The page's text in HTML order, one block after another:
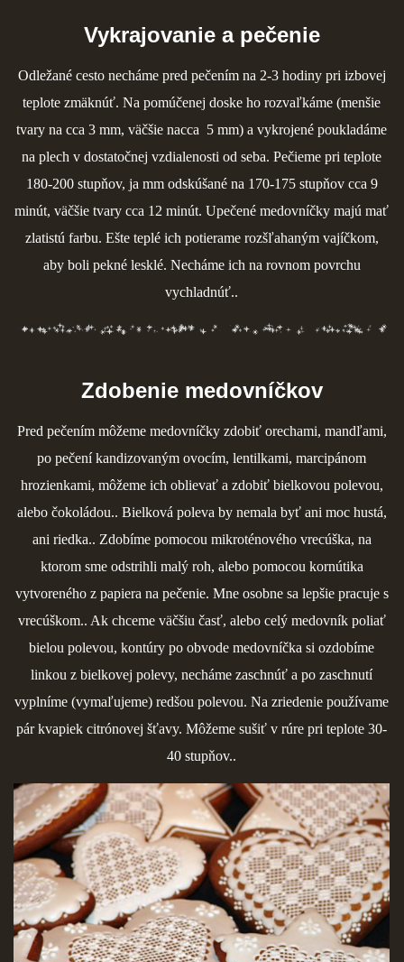
Vykrajovanie a pečenie
Odležané cesto necháme pred pečením na 2-3 hodiny pri izbovej
teplote zmäknúť. Na pomúčenej doske ho rozvaľkáme (menšie
tvary na cca 3 mm, väčšie nacca 5 mm) a vykrojené poukladáme
na plech v dostatočnej vzdialenosti od seba. Pečieme pri teplote
180-200 stupňov, ja mm odskúšané na 170-175 stupňov cca 9
minút, väčšie tvary cca 12 minút. Upečené medovníčky majú mať
zlatistú farbu. Ešte teplé ich potierame rozšľahaným vajíčkom,
aby boli pekné lesklé. Necháme ich na rovnom povrchu
vychladnúť..
Zdobenie medovníčkov
Pred pečením môžeme medovníčky zdobiť orechami, mandľami,
po pečení kandizovaným ovocím, lentilkami, marcipánom
hrozienkami, môžeme ich oblievať a zdobiť bielkovou polevou,
alebo čokoládou.. Bielková poleva by nemala byť ani moc hustá,
ani riedka.. Zdobíme pomocou mikroténového vrecúška, na
ktorom sme odstrihli malý roh, alebo pomocou kornútika
vytvoreného z papiera na pečenie. Mne osobne sa lepšie pracuje s
vrecúškom.. Ak chceme väčšiu časť, alebo celý medovník poliať
bielou polevou, kontúry po obvode medovníčka si ozdobíme
linkou z bielkovej polevy, necháme zaschnúť a po zaschnutí
vyplníme (vymaľujeme) redšou polevou. Na zriedenie používame
párkvapiek citrónovej šťavy. Môžeme sušiť v rúre pri teplote 30-
40 stupňov..